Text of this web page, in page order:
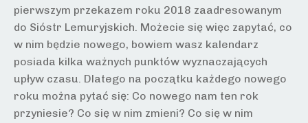
pierwszym przekazem roku 2018 zaadresowanym
do Sióstr Lemuryjskich. Możecie się więc zapytać, co
w nim będzie nowego, bowiem wasz kalendarz
posiada kilka ważnych punktów wyznaczających
upływ czasu. Dlatego na początku każdego nowego
roku można pytać się: Co nowego nam ten rok
przyniesie? Co się w nim zmieni? Co się w nim